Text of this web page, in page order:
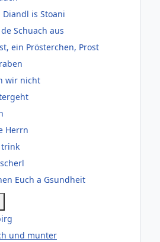
is Stoani
Schuach aus
ein Prösterchen, Prost
wir nicht
Herrn
trink
Euch a Gsundheit
und munter